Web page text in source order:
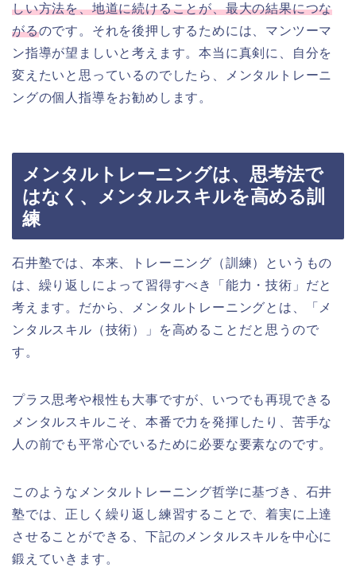
しい方法を、地道に続けることが、最大の結果につな
がるのです。それを後押しするためには、マンツーマ
ン指導が望ましいと考えます。本当に真剣に、自分を
変えたいと思っているのでしたら、メンタルトレーニ
ングの個人指導をお勧めします。
メンタルトレーニングは、思考法で
はなく、メンタルスキルを高める訓
練
石井塾では、本来、トレーニング（訓練）というもの
は、繰り返しによって習得すべき「能力・技術」だと
考えます。だから、メンタルトレーニングとは、「メ
ンタルスキル（技術）」を高めることだと思うので
す。
プラス思考や根性も大事ですが、いつでも再現できる
メンタルスキルこそ、本番で力を発揮したり、苦手な
人の前でも平常心でいるために必要な要素なのです。
このようなメンタルトレーニング哲学に基づき、石井
塾では、正しく繰り返し練習することで、着実に上達
させることができる、下記のメンタルスキルを中心に
鍛えていきます。